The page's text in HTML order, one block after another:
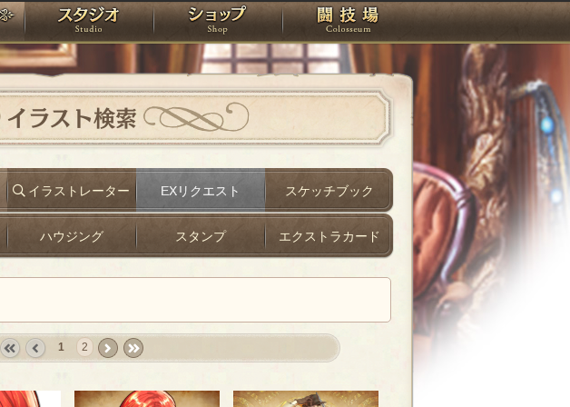
アトリエ スタジオ ショップ 闘技場
イラスト検索
イラストレーター EXリクエスト スケッチブック
ハウジング スタンプ エクストラカード
first prev
1
2
›
»